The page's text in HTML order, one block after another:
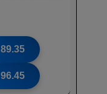
89.35
96.45